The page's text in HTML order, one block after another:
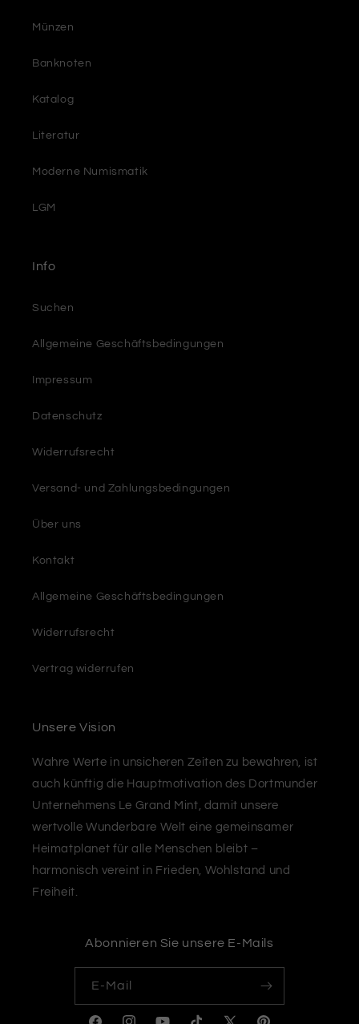
Münzen
Banknoten
Katalog
Literatur
Moderne Numismatik
LGM
Info
Suchen
Allgemeine Geschäftsbedingungen
Impressum
Datenschutz
Widerrufsrecht
Versand- und Zahlungsbedingungen
Über uns
Kontakt
Allgemeine Geschäftsbedingungen
Widerrufsrecht
Vertrag widerrufen
Unsere Vision
Wahre Werte in unsicheren Zeiten zu bewahren, ist
auch künftig die Hauptmotivation des Dortmunder
Unternehmens Le Grand Mint, damit unsere
wertvolle Wunderbare Welt eine gemeinsamer
Heimatplanet für alle Menschen bleibt –
harmonisch vereint in Frieden, Wohlstand und
Freiheit.
Abonnieren Sie unsere E-Mails
E-Mail